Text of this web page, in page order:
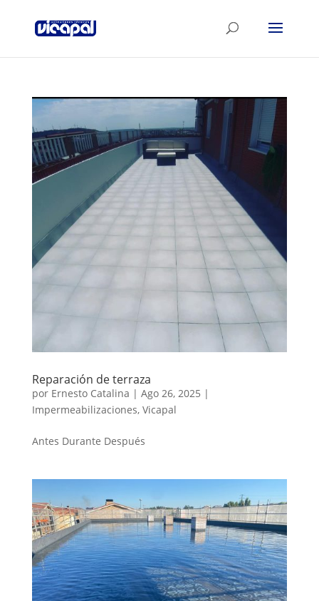
Reparación de terraza
por Ernesto Catalina | Ago 26, 2025 |
Impermeabilizaciones, Vicapal
Antes Durante Después